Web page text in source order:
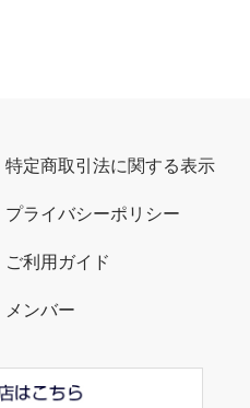
特定商取引法に関する表示
プライバシーポリシー
ご利用ガイド
メンバー